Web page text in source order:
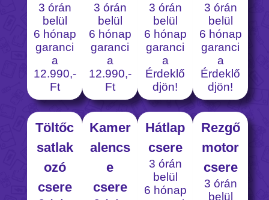
3 órán
belül
6 hónap
garanci
a
12.990,-
Ft
3 órán
belül
6 hónap
garanci
a
12.990,-
Ft
3 órán
belül
6 hónap
garanci
a
Érdeklő
djön!
3 órán
belül
6 hónap
garanci
a
Érdeklő
djön!
Töltőc
satlak
ozó
csere
Kamer
alencs
e
csere
Hátlap
csere
3 órán
belül
6 hónap
Rezgő
motor
csere
3 órán
belül